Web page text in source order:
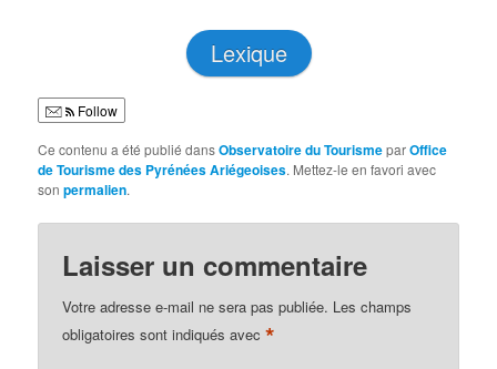
Lexique
Follow
Ce contenu a été publié dansObservatoire du TourismeparOffice
de Tourisme des Pyrénées Ariégeoises. Mettez-le en favori avec
sonpermalien.
Laisser un commentaire
Votre adresse e-mail ne sera pas publiée. Les champs
obligatoires sont indiqués avec*